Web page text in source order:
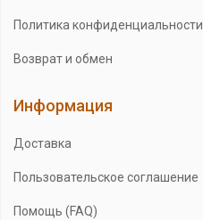
Политика конфиденциальности
Возврат и обмен
Информация
Доставка
Пользовательское соглашение
Помощь (FAQ)